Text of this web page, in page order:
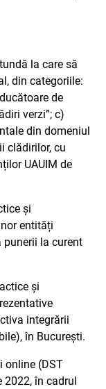
la care să
din categoriile:
de
verzi”; c)
din domeniul
clădirilor, cu
UAUIM de
și
entități
punerii la curent
și
integrării
în București.
online (DST
2022, în cadrul